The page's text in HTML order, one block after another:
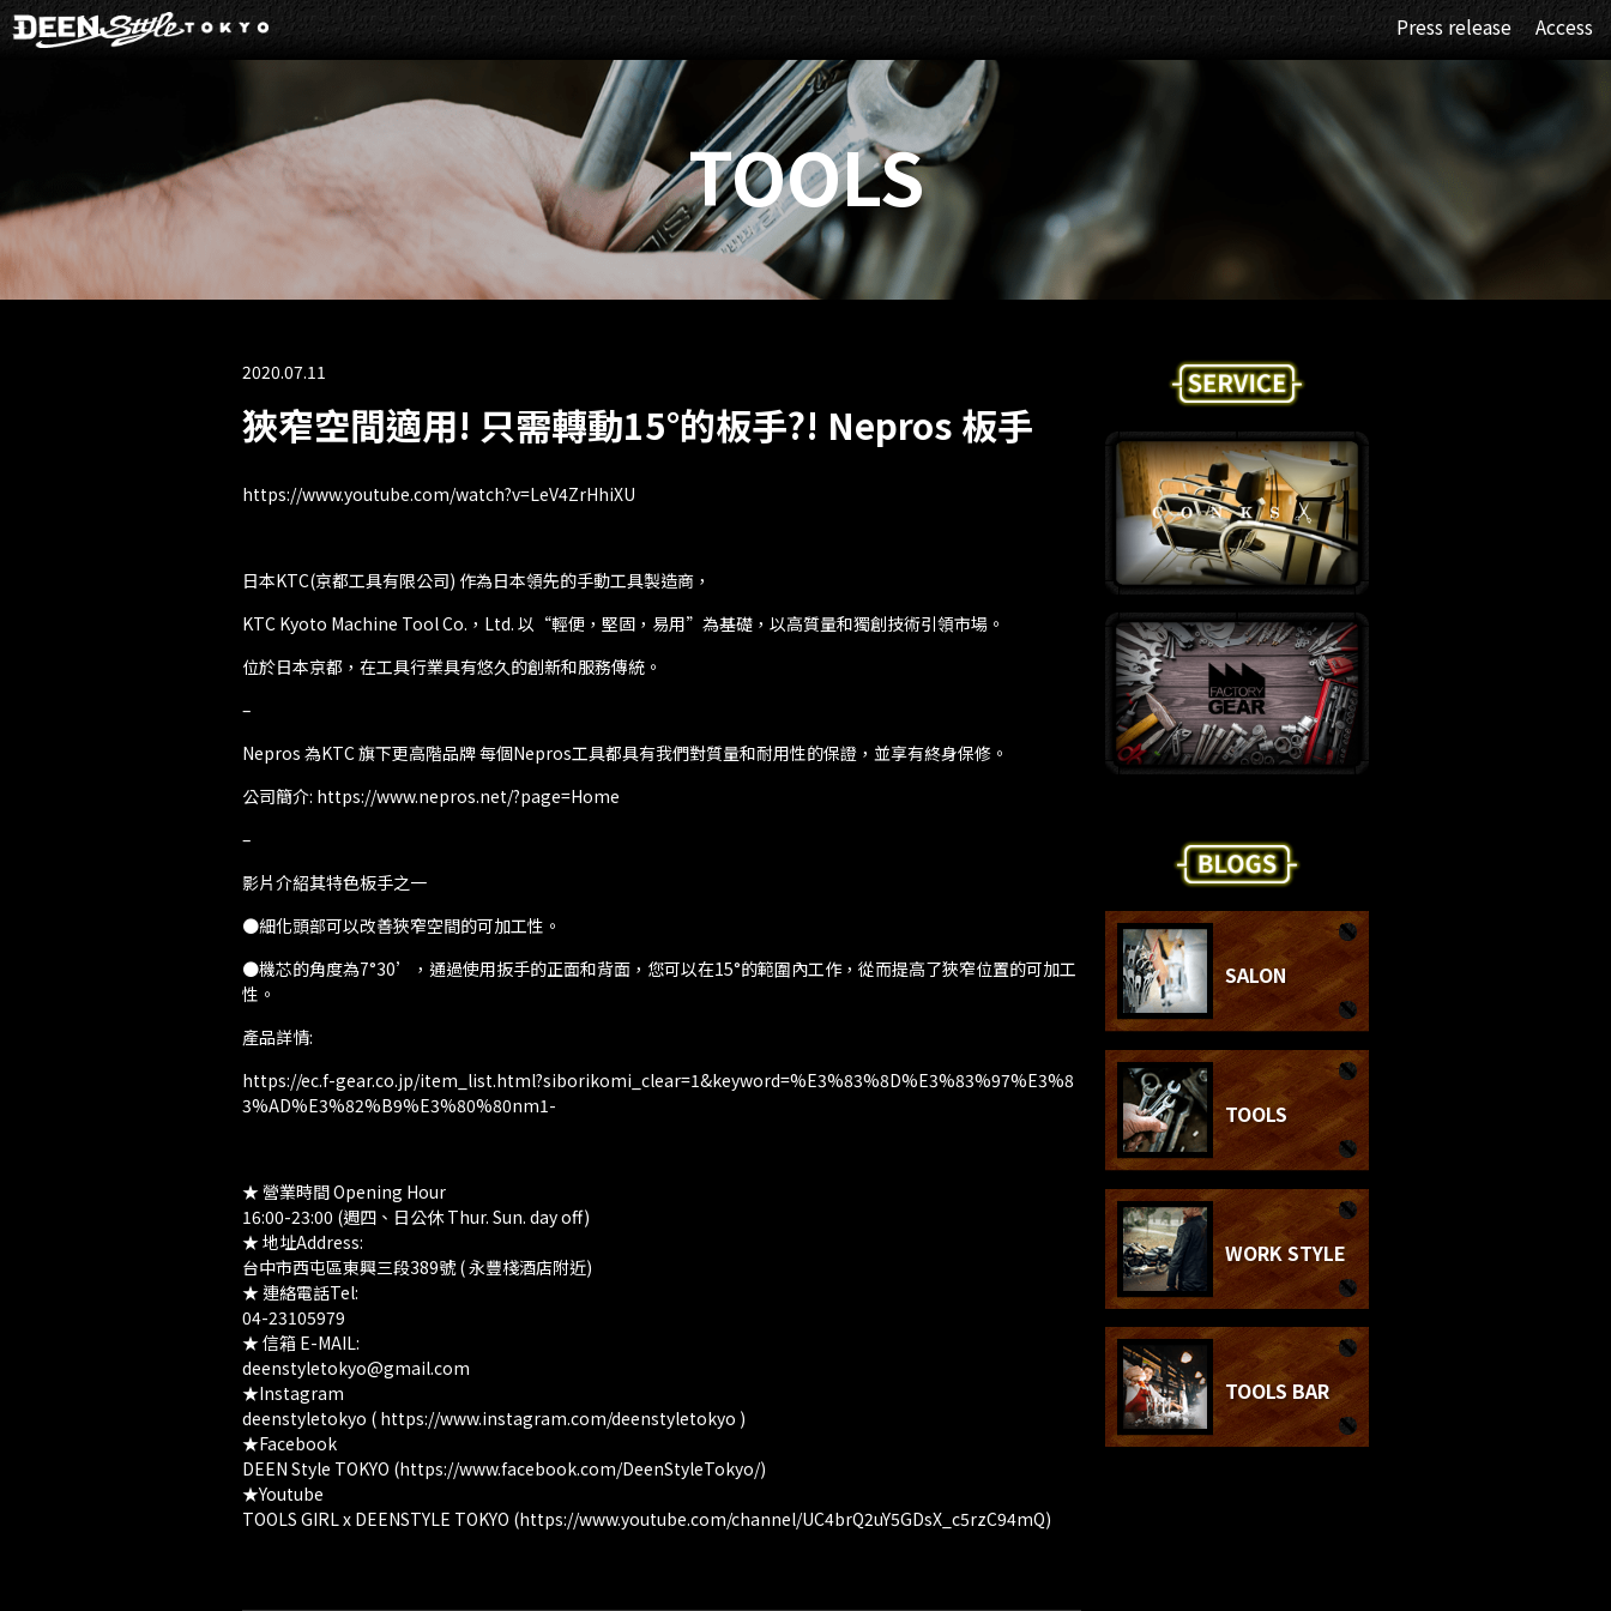
Press release Access
TOOLS
2020.07.11
狹窄空間適用! 只需轉動15°的板手?! Nepros 板手
https://www.youtube.com/watch?v=LeV4ZrHhiXU
日本KTC(京都工具有限公司) 作為日本領先的手動工具製造商，
KTC Kyoto Machine Tool Co.，Ltd. 以“輕便，堅固，易用”為基礎，以高質量和獨創技術引領市場。
位於日本京都，在工具行業具有悠久的創新和服務傳統。
–
Nepros 為KTC 旗下更高階品牌 每個Nepros工具都具有我們對質量和耐用性的保證，並享有終身保修。
公司簡介: https://www.nepros.net/?page=Home
–
影片介紹其特色板手之一
●細化頭部可以改善狹窄空間的可加工性。
●機芯的角度為7°30’，通過使用扳手的正面和背面，您可以在15°的範圍內工作，從而提高了狹窄位置的可加工
性。
產品詳情:
https://ec.f-gear.co.jp/item_list.html?siborikomi_clear=1&keyword=%E3%83%8D%E3%83%97%E3%8
3%AD%E3%82%B9%E3%80%80nm1-
★ 營業時間 Opening Hour
16:00-23:00 (週四、日公休 Thur. Sun. day off)
★ 地址Address:
台中市西屯區東興三段389號 ( 永豐棧酒店附近)
★ 連絡電話Tel:
04-23105979
★ 信箱 E-MAIL:
deenstyletokyo@gmail.com
★Instagram
deenstyletokyo ( https://www.instagram.com/deenstyletokyo )
★Facebook
DEEN Style TOKYO (https://www.facebook.com/DeenStyleTokyo/)
★Youtube
TOOLS GIRL x DEENSTYLE TOKYO (https://www.youtube.com/channel/UC4brQ2uY5GDsX_c5rzC94mQ)
SALON
TOOLS
WORK STYLE
TOOLS BAR